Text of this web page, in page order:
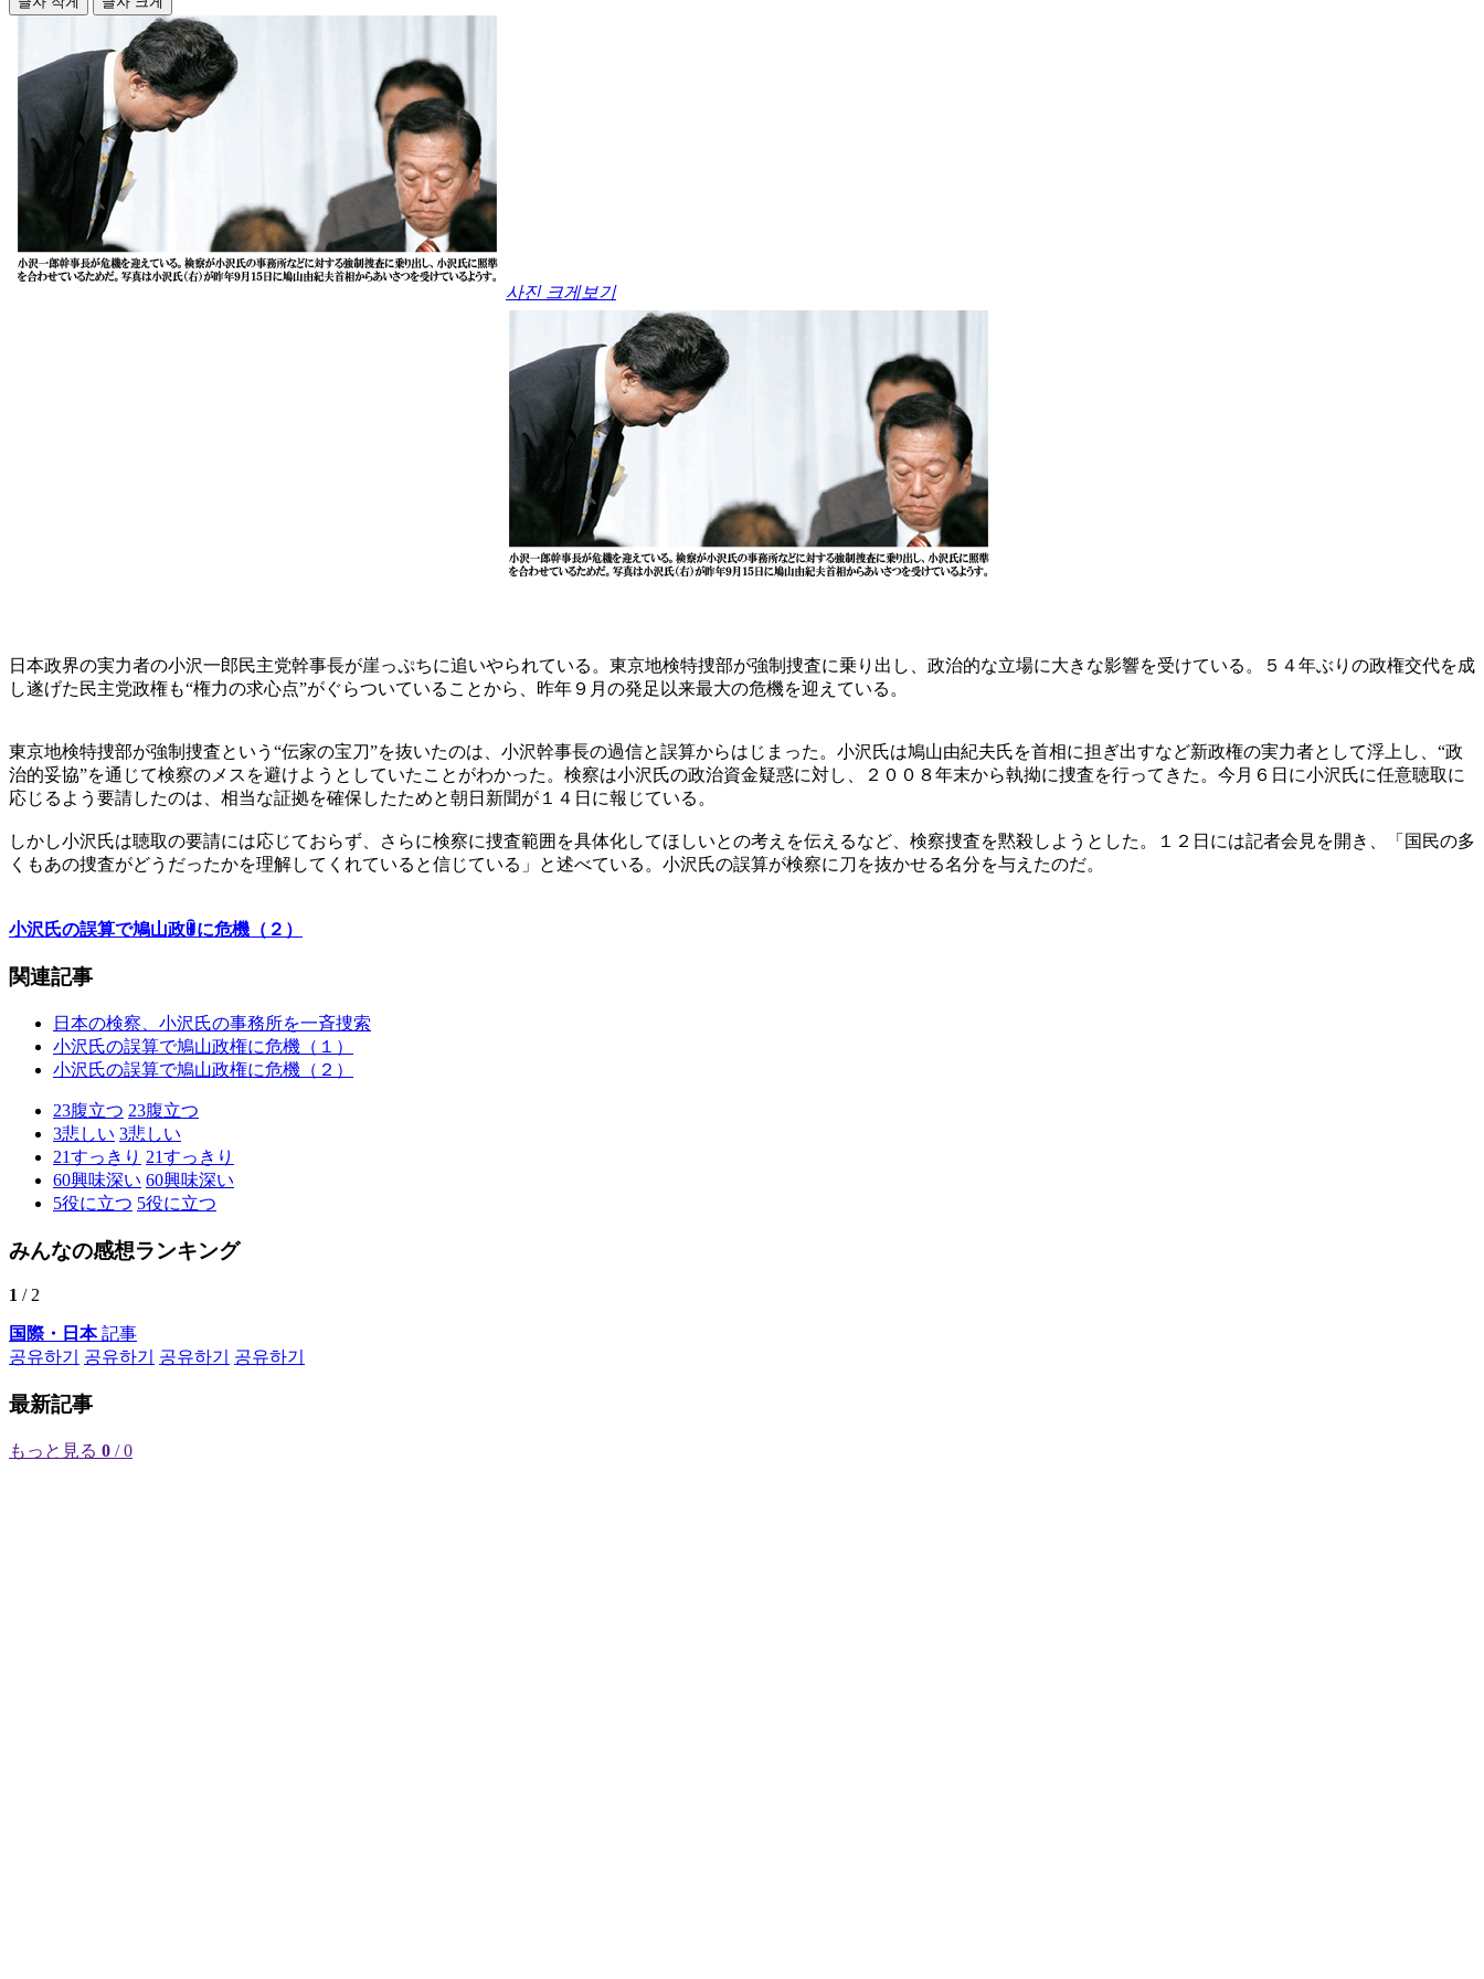
사진 크게보기
日本政界の実力者の小沢一郎民主党幹事長が崖っぷちに追いやられている。東京地検特捜部が強制捜査に乗り出し、政治的な立場に大きな影響を受けている。５４年ぶりの政権交代を成
し遂げた民主党政権も“権力の求心点”がぐらついていることから、昨年９月の発足以来最大の危機を迎えている。
東京地検特捜部が強制捜査という“伝家の宝刀”を抜いたのは、小沢幹事長の過信と誤算からはじまった。小沢氏は鳩山由紀夫氏を首相に担ぎ出すなど新政権の実力者として浮上し、“政
治的妥協”を通じて検察のメスを避けようとしていたことがわかった。検察は小沢氏の政治資金疑惑に対し、２００８年末から執拗に捜査を行ってきた。今月６日に小沢氏に任意聴取に
応じるよう要請したのは、相当な証拠を確保したためと朝日新聞が１４日に報じている。
しかし小沢氏は聴取の要請には応じておらず、さらに検察に捜査範囲を具体化してほしいとの考えを伝えるなど、検察捜査を黙殺しようとした。１２日には記者会見を開き、「国民の多
くもあの捜査がどうだったかを理解してくれていると信じている」と述べている。小沢氏の誤算が検察に刀を抜かせる名分を与えたのだ。
小沢氏の誤算で鳩山政ꂌに危機（２）
関連記事
日本の検察、小沢氏の事務所を一斉捜索
小沢氏の誤算で鳩山政権に危機（１）
小沢氏の誤算で鳩山政権に危機（２）
23腹立つ 23腹立つ
3悲しい 3悲しい
21すっきり 21すっきり
60興味深い 60興味深い
5役に立つ 5役に立つ
みんなの感想ランキング
1 / 2
国際・日本記事
공유하기
공유하기 공유하기 공유하기
最新記事
もっと見る 0 / 0